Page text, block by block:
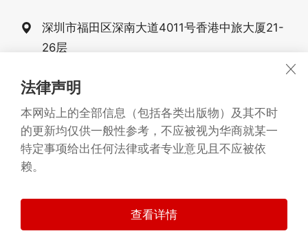
深圳市福田区深南大道4011号香港中旅大厦21-
26层
0755-83025068 83025058
战略合作伙伴：Arianto&Partners
©广东华商律师事务所 版权所有1993-2026
粤公网安备 44030402005277号
华商信息技术中心
法律声明
本网站上的全部信息（包括各类出版物）及其不时
的更新均仅供一般性参考，不应被视为华商就某一
特定事项给出任何法律或者专业意见且不应被依
赖。
查看详情